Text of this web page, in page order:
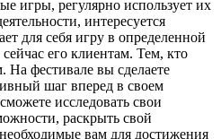
игры, регулярно использует их
интересуется
для себя игру в определенной
сейчас его клиентам. Тем, кто
На фестивале вы сделаете
шаг вперед в своем
исследовать свои
раскрыть свой
вам для достижения